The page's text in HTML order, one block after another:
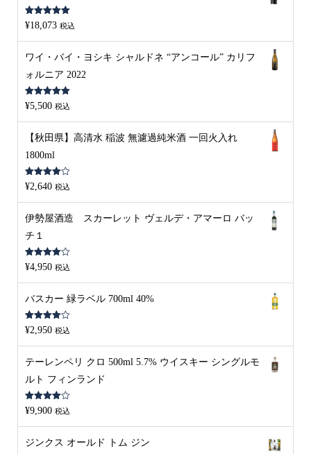
5段階中5.00
の評価
¥18,073 税込
ワイ・バイ・ヨシキ シャルドネ “アンコール” カリフ
ォルニア 2022
5段階中 5.00
の評価
¥5,500 税込
【秋田県】高清水 稲波 無濾過純米酒 一回火入れ
1800ml
5段階中
4.00の評
¥2,640 税込
伊勢屋酒造 スカーレット ヴェルデ・アマーロ バッ
チ１
5段階中
4.00の評
¥4,950 税込
バスカー 緑ラベル 700ml 40%
5段階中
4.00の評
¥2,950 税込
テーレンペリ クロ 500ml 5.7% ウイスキー シングルモ
ルト フィンランド
5段階中
4.00の評
¥9,900 税込
ジンクス オールド トム ジン